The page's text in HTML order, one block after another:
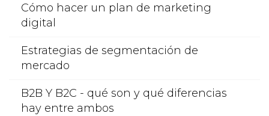
Cómo hacer un plan de marketing
digital
Estrategias de segmentación de
mercado
B2B Y B2C - qué son y qué diferencias
hay entre ambos